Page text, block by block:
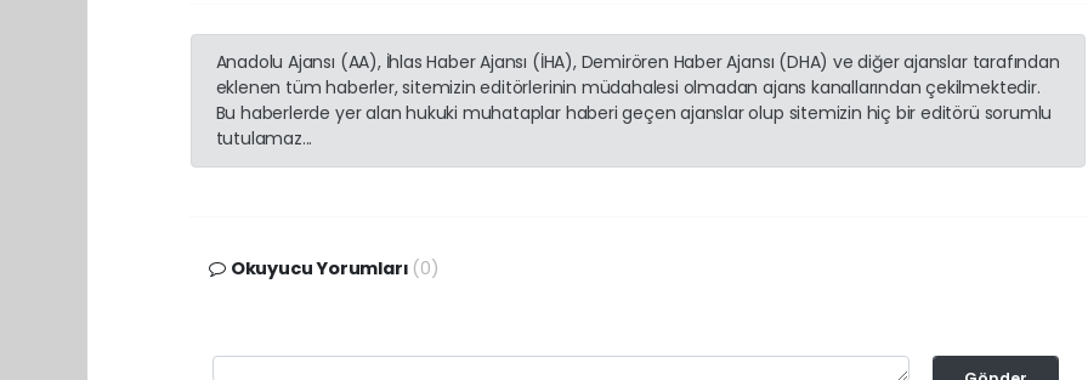
Anadolu Ajansı (AA), İhlas Haber Ajansı (İHA), Demirören Haber Ajansı (DHA) ve diğer ajanslar tarafından
eklenen tüm haberler, sitemizin editörlerinin müdahalesi olmadan ajans kanallarından çekilmektedir.
Bu haberlerde yer alan hukuki muhataplar haberi geçen ajanslar olup sitemizin hiç bir editörü sorumlu
tutulamaz...
Okuyucu Yorumları (0)